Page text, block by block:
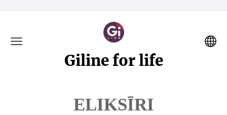
Giline for life
ELIKSĪRI